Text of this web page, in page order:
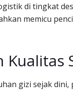
di tingkat
memicu
gizi sejak